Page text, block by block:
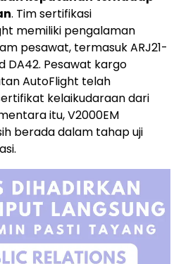
. Tim sertifikasi
memiliki pengalaman
pesawat, termasuk ARJ21-
DA42. Pesawat kargo
AutoFlight telah
kelaikudaraan dari
itu, V2000EM
berada dalam tahap uji